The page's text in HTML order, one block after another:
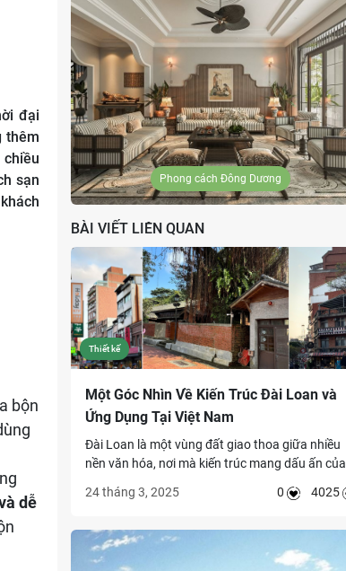
đại
thêm
sạn
bộn
dễ
Phong cách Đông Dương
BÀI VIẾT LIÊN QUAN
Thiết kế
Một Góc Nhìn Về Kiến Trúc Đài Loan và
Ứng Dụng Tại Việt Nam
Đài Loan là một vùng đất giao thoa giữa nhiều
nền văn hóa, nơi mà kiến trúc mang dấu ấn của
tinh tế và ảnh hưởng từ phương Tây hiện đại.
nhiều công trình thú vị, từ những con phố sầm
uất với những tòa nhà gạch đỏ cho đến những
24 tháng 3, 2025 0 4025